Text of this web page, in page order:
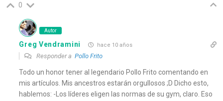
0
Autor
Greg Vendramini hace 10 años
Responder aPollo Frito
Todo un honor tener al legendario Pollo Frito comentando en
mis artículos. Mis ancestros estarán orgullosos ;D Dicho esto,
hablemos: -Los líderes eligen las normas de su gym, claro. Eso